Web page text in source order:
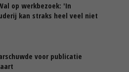
op werkbezoek: 'In
kan straks heel veel niet
voor publicatie